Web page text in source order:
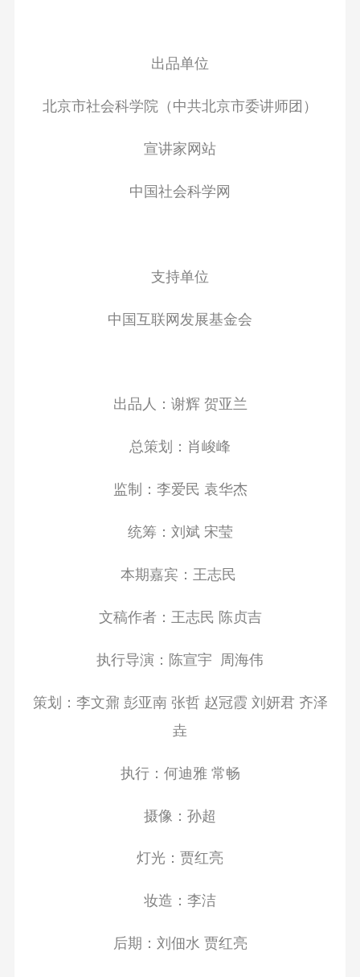
出品单位
北京市社会科学院（中共北京市委讲师团）
宣讲家网站
中国社会科学网
支持单位
中国互联网发展基金会
出品人：谢辉 贺亚兰
总策划：肖峻峰
监制：李爱民 袁华杰
统筹：刘斌 宋莹
本期嘉宾： 王志民
文稿作者： 王志民 陈贞吉
执行导演：陈宣宇 周海伟
策划：李文鼐 彭亚南 张哲 赵冠霞 刘妍君 齐泽
垚
执行：何迪雅 常畅
摄像：孙超
灯光：贾红亮
妆造：李洁
后期：刘佃水 贾红亮